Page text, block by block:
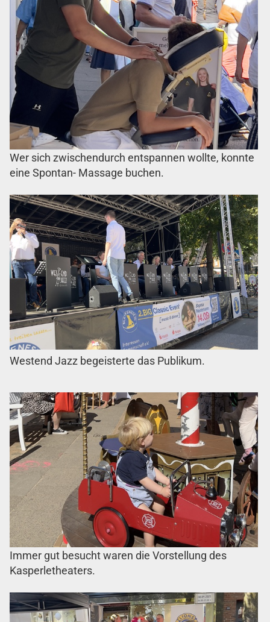
Wer sich zwischendurch entspannen wollte, konnte
eine Spontan- Massage buchen.
Westend Jazz begeisterte das Publikum.
Immer gut besucht waren die Vorstellung des
Kasperletheaters.